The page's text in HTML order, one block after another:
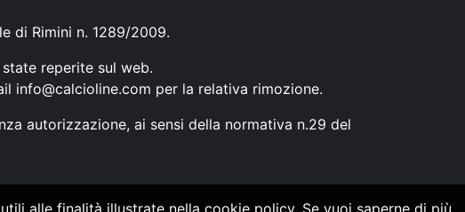
di Rimini n. 1289/2009.
reperite sul web.
info@calcioline.com per la relativa rimozione.
autorizzazione, ai sensi della normativa n.29 del
alle finalità illustrate nella cookie policy. Se vuoi saperne di più